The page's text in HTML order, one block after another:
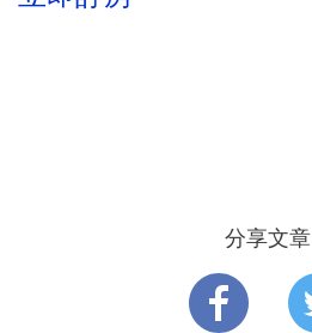
分享文章